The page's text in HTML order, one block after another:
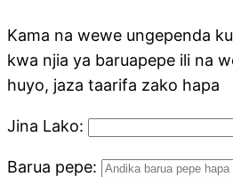
Kama na wewe ungependa
kwa njia ya baruapepe ili na
huyo, jaza taarifa zako hapa
Jina Lako:
Barua pepe: